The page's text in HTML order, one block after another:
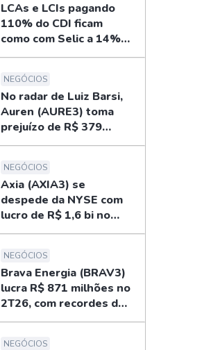
LCAs e LCIs pagando
110% do CDI ficam
como com Selic a 14%
ao ano? Fizemos as
NEGÓCIOS
No radar de Luiz Barsi,
Auren (AURE3) toma
prejuízo de R$ 379
milhões no 2T26
NEGÓCIOS
Axia (AXIA3) se
despede da NYSE com
lucro de R$ 1,6 bi no
2T26; entenda
NEGÓCIOS
Brava Energia (BRAV3)
lucra R$ 871 milhões no
2T26, com recordes do
ouro negro
NEGÓCIOS